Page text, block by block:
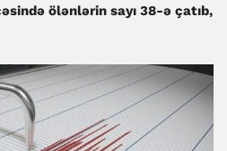
ölənlərin sayı 38-ə çatıb,